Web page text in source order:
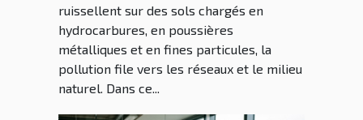
ruissellent sur des sols chargés en
hydrocarbures, en poussières
métalliques et en fines particules, la
pollution file vers les réseaux et le milieu
naturel. Dans ce...